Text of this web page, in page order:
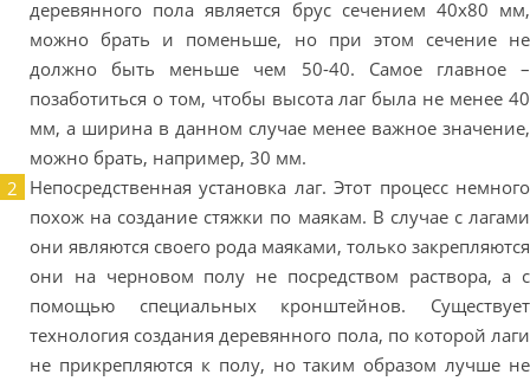
деревянного пола является брус сечением 40х80 мм,
можно брать и поменьше, но при этом сечение не
должно быть меньше чем 50-40. Самое главное –
позаботиться о том, чтобы высота лаг была не менее 40
мм, а ширина в данном случае менее важное значение,
можно брать, например, 30 мм.
Непосредственная установка лаг. Этот процесс немного
похож на создание стяжки по маякам. В случае с лагами
они являются своего рода маяками, только закрепляются
они на черновом полу не посредством раствора, а с
помощью специальных кронштейнов. Существует
технология создания деревянного пола, по которой лаги
не прикрепляются к полу, но таким образом лучше не